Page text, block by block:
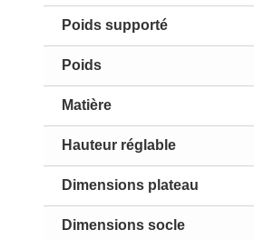
Poids supporté
Poids
Matière
Hauteur réglable
Dimensions plateau
Dimensions socle